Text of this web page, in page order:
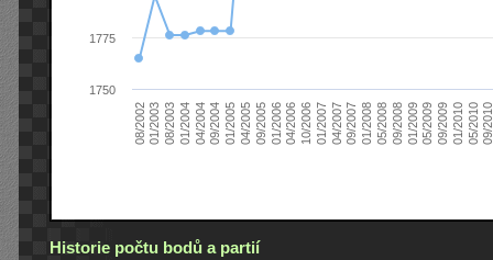
08/200201/200308/200301/200404/200409/200401/200504/200509/200501/200604/200610/200601/200704/200709/200701/200805/200809/200801/200905/200909/200901/201005/201009/
1750
1775
Historie počtu bodů a partií